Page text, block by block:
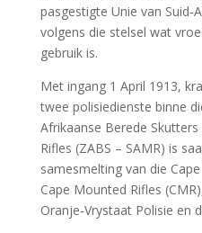
pasgestigte Unie van
volgens die stelsel wat
gebruik is.
Met ingang 1 April 1913,
twee polisiedienste binne
Afrikaanse Berede
Rifles (ZABS – SAMR) is
samesmelting van die
Cape Mounted Rifles
Oranje‑Vrystaat Polisie en